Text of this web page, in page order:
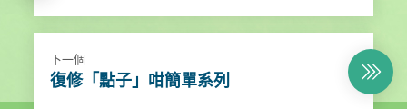
下一個
復修「點子」咁簡單系列